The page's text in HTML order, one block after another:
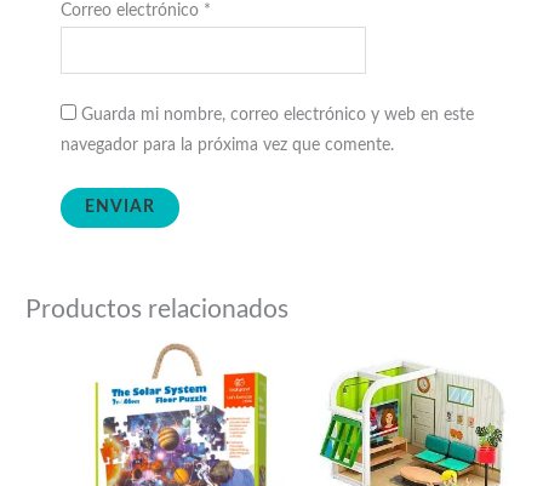
Correo electrónico *
Guarda mi nombre, correo electrónico y web en este
navegador para la próxima vez que comente.
Productos relacionados